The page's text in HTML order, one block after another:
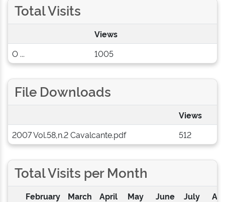
Total Visits
Views
O ...
1005
File Downloads
Views
2007 Vol.58,n.2 Cavalcante.pdf
512
Total Visits per Month
February
March
April
May
June
July